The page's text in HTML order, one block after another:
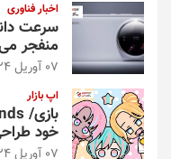
اخبار فناوری
سرعت
منفجر
07 آوریل 2024
اپ بازار
خود
07 آوریل 2024